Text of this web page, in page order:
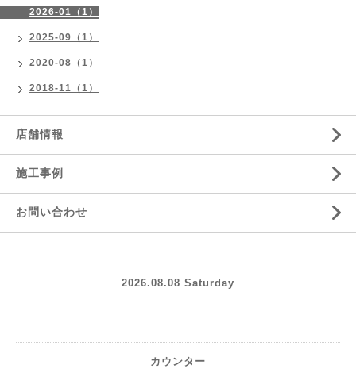
2026-01（1）
2025-09（1）
2020-08（1）
2018-11（1）
店舗情報
施工事例
お問い合わせ
2026.08.08 Saturday
カウンター